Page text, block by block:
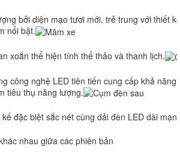
bởi diện mạo tươi mới, trẻ trung với thiết
nổi bật.
xoắn thể hiện tính thể thảo và thanh lịch.
công nghệ LED tiên tiến cung cấp khả
tiêu thụ năng lượng.
đặc biệt sắc nét cùng dải đèn LED dài
nhau giữa các phiên bản